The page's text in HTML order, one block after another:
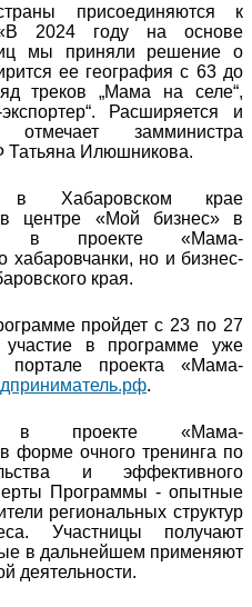
присоединяются к
2024 году на основе
мы приняли решение о
ее география с 63 до
треков „Мама на селе“,
Расширяется и
замминистра
Татьяна Илюшникова.
в Хабаровском крае
центре «Мой бизнес» в
в проекте «Мама-
хабаровчанки, но и бизнес-
края.
пройдет с 23 по 27
участие в программе уже
проекта «Мама-
.
в проекте «Мама-
форме очного тренинга по
и эффективного
Программы - опытные
региональных структур
Участницы получают
в дальнейшем применяют
деятельности.